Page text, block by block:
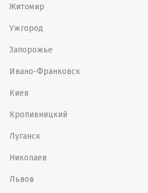
Житомир
Ужгород
Запорожье
Ивано-Франковск
Киев
Кропивницкий
Луганск
Николаев
Львов